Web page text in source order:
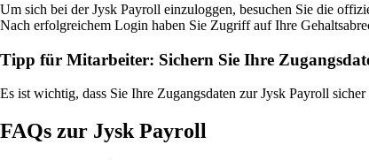
Um sich bei der Jysk Payroll einzuloggen, besuchen Sie die
Nach erfolgreichem Login haben Sie Zugriff auf Ihre
Tipp für Mitarbeiter: Sichern Sie Ihre
Es ist wichtig, dass Sie Ihre Zugangsdaten zur Jysk Payroll
FAQs zur Jysk Payroll